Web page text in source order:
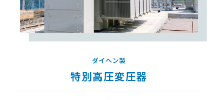
ダイヘン製
特別高圧変圧器